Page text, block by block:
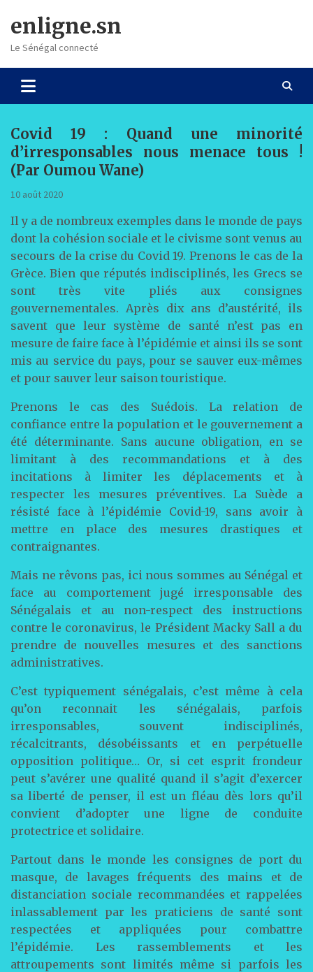
content
enligne.sn
Le Sénégal connecté
Covid 19 : Quand une minorité
d’irresponsables nous menace tous !
(Par Oumou Wane)
10 août 2020
Il y a de nombreux exemples dans le monde de pays
dont la cohésion sociale et le civisme sont venus au
secours de la crise du Covid 19. Prenons le cas de la
Grèce. Bien que réputés indisciplinés, les Grecs se
sont très vite pliés aux consignes
gouvernementales. Après dix ans d’austérité, ils
savent que leur système de santé n’est pas en
mesure de faire face à l’épidémie et ainsi ils se sont
mis au service du pays, pour se sauver eux-mêmes
et pour sauver leur saison touristique.
Prenons le cas des Suédois. La relation de
confiance entre la population et le gouvernement a
été déterminante. Sans aucune obligation, en se
limitant à des recommandations et à des
incitations à limiter les déplacements et à
respecter les mesures préventives. La Suède a
résisté face à l’épidémie Covid-19, sans avoir à
mettre en place des mesures drastiques et
contraignantes.
Mais ne rêvons pas, ici nous sommes au Sénégal et
face au comportement jugé irresponsable des
Sénégalais et au non-respect des instructions
contre le coronavirus, le Président Macky Sall a du
prendre de nouvelles mesures et des sanctions
administratives.
C’est typiquement sénégalais, c’est même à cela
qu’on reconnait les sénégalais, parfois
irresponsables, souvent indisciplinés,
récalcitrants, désobéissants et en perpétuelle
opposition politique… Or, si cet esprit frondeur
peut s’avérer une qualité quand il s’agit d’exercer
sa liberté de penser, il est un fléau dès lors qu’il
convient d’adopter une ligne de conduite
protectrice et solidaire.
Partout dans le monde les consignes de port du
masque, de lavages fréquents des mains et de
distanciation sociale recommandées et rappelées
inlassablement par les praticiens de santé sont
respectées et appliquées pour combattre
l’épidémie. Les rassemblements et les
attroupements sont limités même si parfois les